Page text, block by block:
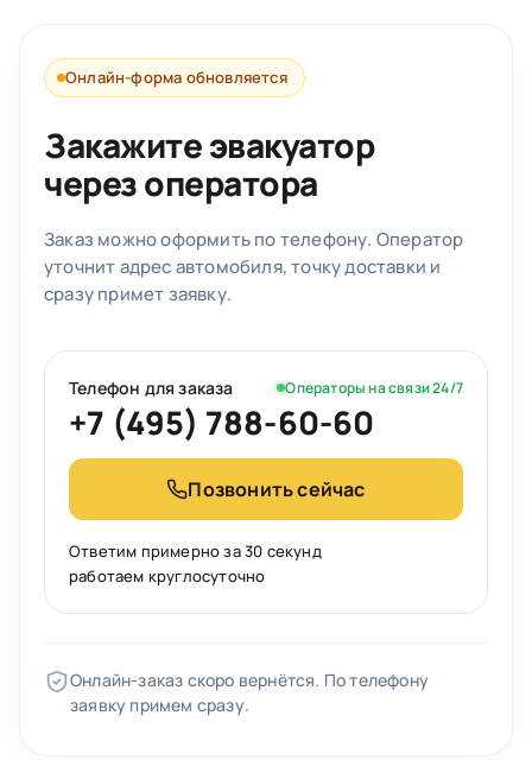
Онлайн-форма обновляется
Закажите эвакуатор
через оператора
Заказ можно оформить по телефону. Оператор
уточнит адрес автомобиля, точку доставки и
сразу примет заявку.
Телефон для заказа Операторы на связи 24/7
+7 (495) 788-60-60
Позвонить сейчас
Ответим примерно за 30 секунд
работаем круглосуточно
Онлайн-заказ скоро вернётся. По телефону
заявку примем сразу.